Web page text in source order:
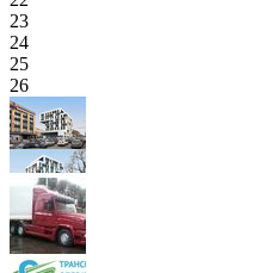
23
24
25
26